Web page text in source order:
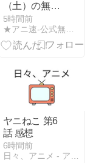
（土）の無料
配信
5時間前
ヤニねこ 第6
話 感想
6時間前
日々、アニメ - アニメ、ラノベ、ライブなどの感想です